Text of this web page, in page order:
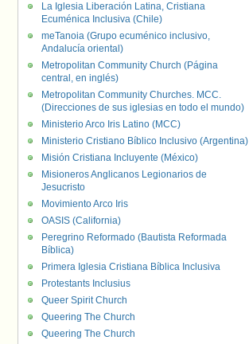
La Iglesia Liberación Latina, Cristiana
Ecuménica Inclusiva (Chile)
meTanoia (Grupo ecuménico inclusivo,
Andalucía oriental)
Metropolitan Community Church (Página
central, en inglés)
Metropolitan Community Churches. MCC.
(Direcciones de sus iglesias en todo el mundo)
Ministerio Arco Iris Latino (MCC)
Ministerio Cristiano Bíblico Inclusivo (Argentina)
Misión Cristiana Incluyente (México)
Misioneros Anglicanos Legionarios de
Jesucristo
Movimiento Arco Iris
OASIS (California)
Peregrino Reformado (Bautista Reformada
Bíblica)
Primera Iglesia Cristiana Bíblica Inclusiva
Protestants Inclusius
Queer Spirit Church
Queering The Church
Queering The Church